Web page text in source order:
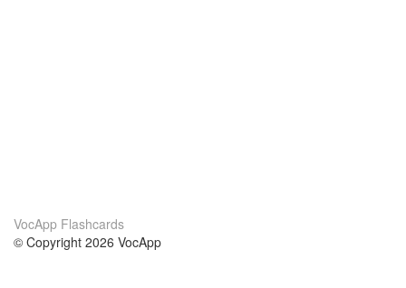
VocApp Flashcards
© Copyright 2026 VocApp